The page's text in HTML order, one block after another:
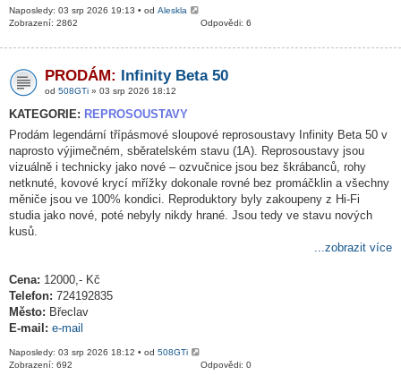
Naposledy: 03 srp 2026 19:13 • od Aleskla
Odpovědi: 6
Zobrazení: 2862
PRODÁM: Infinity Beta 50
od 508GTi » 03 srp 2026 18:12
KATEGORIE: REPROSOUSTAVY
Prodám legendární třípásmové sloupové reprosoustavy Infinity Beta 50 v
naprosto výjimečném, sběratelském stavu (1A). Reprosoustavy jsou
vizuálně i technicky jako nové – ozvučnice jsou bez škrábanců, rohy
netknuté, kovové krycí mřížky dokonale rovné bez promáčklin a všechny
měniče jsou ve 100% kondici. Reproduktory byly zakoupeny z Hi-Fi
studia jako nové, poté nebyly nikdy hrané. Jsou tedy ve stavu nových
kusů.
...zobrazit více
Cena: 12000,- Kč
Telefon: 724192835
Město: Břeclav
E-mail: e-mail
Naposledy: 03 srp 2026 18:12 • od 508GTi
Odpovědi: 0
Zobrazení: 692